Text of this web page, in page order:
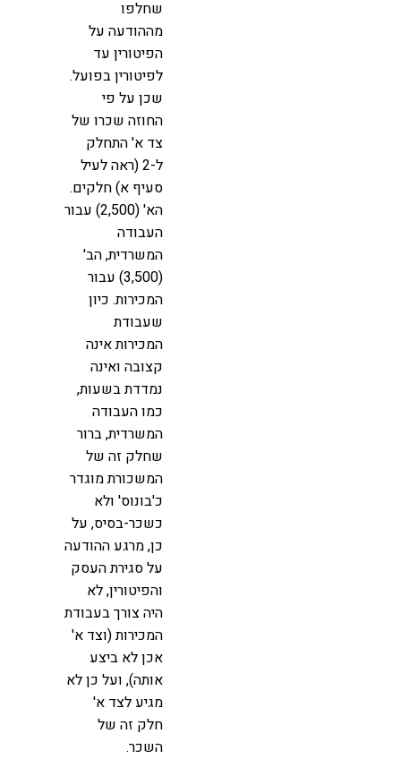
שחלפו
מההודעה על
הפיטורין עד
לפיטורין בפועל.
שכן על פי
החוזה שכרו של
צד א' התחלק
ל-2 (ראה לעיל
סעיף א) חלקים.
הא' (2,500) עבור
העבודה
המשרדית, הב'
(3,500) עבור
המכירות. כיון
שעבודת
המכירות אינה
קצובה ואינה
נמדדת בשעות,
כמו העבודה
המשרדית, ברור
שחלק זה של
המשכורת מוגדר
כ'בונוס' ולא
כשכר-בסיס, על
כן, מרגע ההודעה
על סגירת העסק
והפיטורין, לא
היה צורך בעבודת
המכירות (וצד א'
אכן לא ביצע
אותה), ועל כן לא
מגיע לצד א'
חלק זה של
השכר.